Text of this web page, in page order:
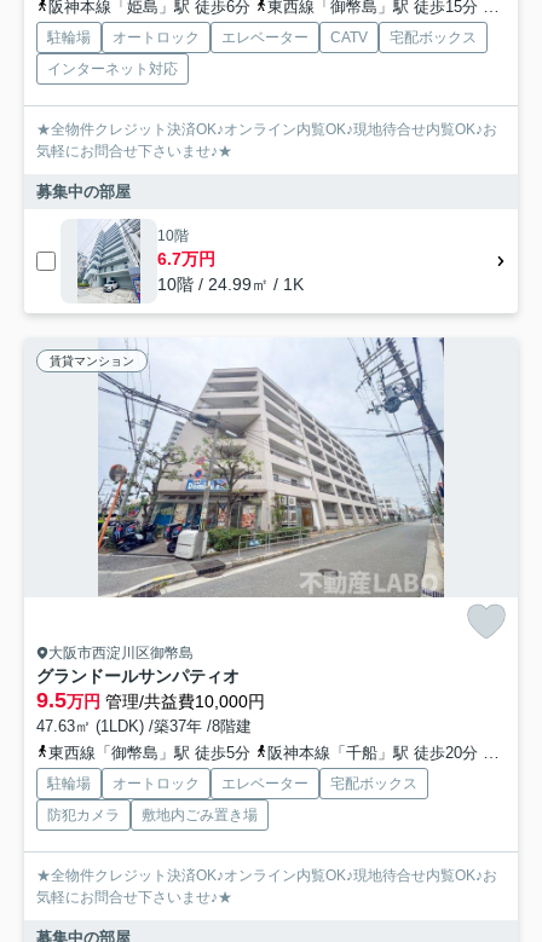
阪神本線「姫島」駅 徒歩6分 東西線「御幣島」駅 徒歩15分 東海
駐輪場 オートロック エレベーター CATV
宅配ボックス
インターネット対応
★全物件クレジット決済OK♪オンライン内覧OK♪現地待合せ内覧OK♪お
気軽にお問合せ下さいませ♪★
募集中の部屋
10階
6.7万円
10階 / 24.99㎡ / 1K
賃貸マンション
大阪市西淀川区御幣島
グランドールサンパティオ
9.5万円 管理/共益費10,000円
47.63㎡ (1LDK) /築37年 /8階建
東西線「御幣島」駅 徒歩5分
阪神本線「千船」駅 徒歩20分 東海
駐輪場 オートロック エレベーター
宅配ボックス
防犯カメラ
敷地内ごみ置き場
★全物件クレジット決済OK♪オンライン内覧OK♪現地待合せ内覧OK♪お
気軽にお問合せ下さいませ♪★
募集中の部屋